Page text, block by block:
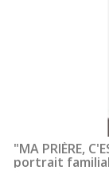
"MA PRIÈRE,
portrait